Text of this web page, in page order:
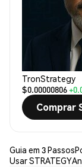
TronStrategy
$0.00000806
Comprar
Guia em 3 Passos
Usar STRATEGY